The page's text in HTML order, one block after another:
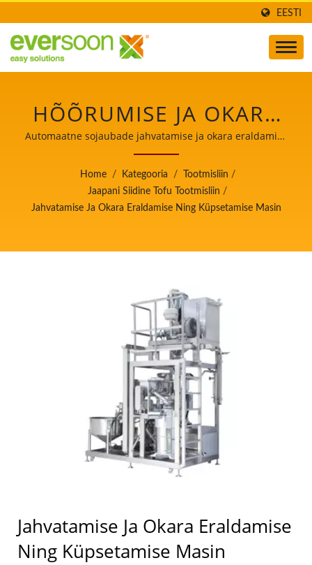
EESTI
HÕÕRUMISE JA OKARA
ERALDAMISE NING
KEETMISE MASIN ON
ÜKS MASINAID JAAPANI
TOOTMISLIINIS. /
AUTOMAATSE TOFU JA
SOJAPIIMA
VALMISTAMISE
MASINATE JUHT, KELLE
PEAMINE PRIORITEET
ON TOIDUOHUTUS.
Automaatne sojaubade jahvatamise ja okara eraldamise
ning küpsetamise masin / Automaatse tofu ja sojapiima
valmistamise masinate juht, kelle peamine prioriteet on
toiduohutus.
Home / Kategooria / Tootmisliin /
Jaapani Siidine Tofu Tootmisliin /
Jahvatamise Ja Okara Eraldamise Ning Küpsetamise Masin
Jahvatamise Ja Okara Eraldamise
Ning Küpsetamise Masin